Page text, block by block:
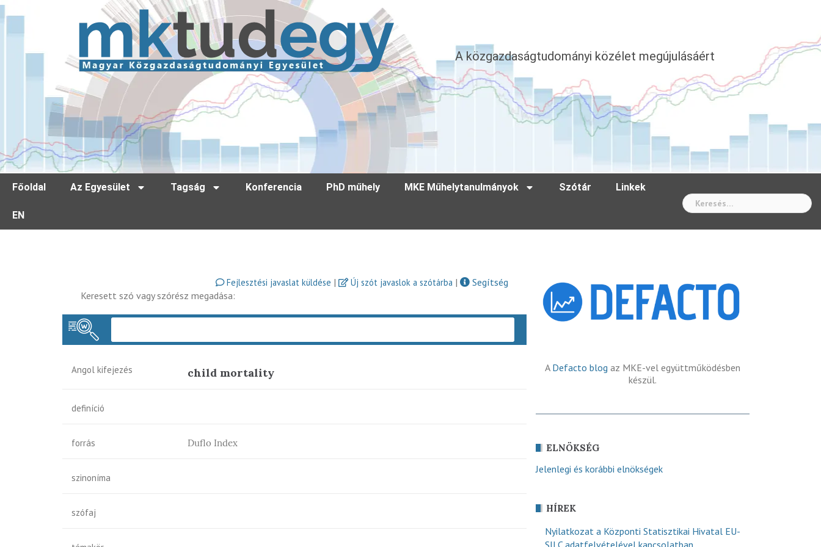
A közgazdaságtudományi közélet megújulásáért
Főoldal Az Egyesület Tagság Konferencia PhD műhely MKE Műhelytanulmányok Szótár Linkek
EN
Fejlesztési javaslat küldése | Új szót javaslok a szótárba |
Segítség
Keresett szó vagy szórész megadása:
Angol kifejezés child mortality
definíció
forrás Duflo Index
szinoníma
szófaj
A Defacto blog az MKE-vel együttműködésben
készül.
ELNÖKSÉG
Jelenlegi és korábbi elnökségek
HÍREK
Nyilatkozat a Központi Statisztikai Hivatal EU-
SILC adatfelvételével kapcsolatban